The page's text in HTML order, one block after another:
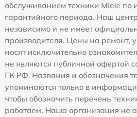
обслуживанием техники Miele по
гарантийного периода. Наш
независимо и не имеет
производителя. Цены на ремонт,
носят исключительно
не являются публичной офертой
ГК РФ. Названия и обозначения
упоминаются только в
чтобы обозначить перечень
работаем. Наша организация не